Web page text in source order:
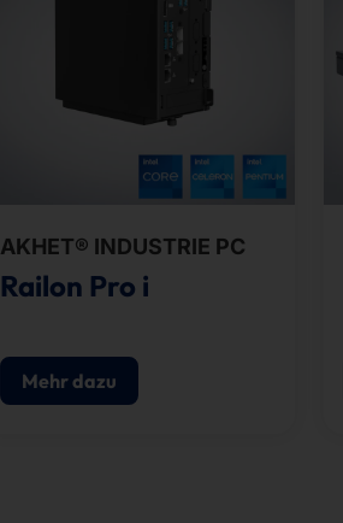
AKHET® INDUSTRIE PC
Railon Pro i
Mehr dazu